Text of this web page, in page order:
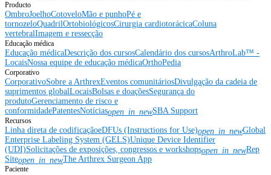
Producto
OmbroJoelhoCotoveloMão e punhoPé e
tornozeloQuadrilOrtobiológicosCirurgia cardiotorácicaColuna
vertebralImagem e ressecção
Educação médica
Educação médicaDescrição dos cursosCalendário dos cursosArthroLab™ -
LocaisNossa equipe de educação médicaOrthoPedia
Corporativo
CorporativoSobre a ArthrexEventos comunitáriosDivulgação da cadeia de
suprimentos globalLocaisBolsas e doaçõesSegurança do
produtoGerenciamento de risco e
conformidadePatentesNotíciasopen_in_newSBA Support
Recursos
Linha direta de codificaçãoeDFUs (Instructions for Use)open_in_newGlobal
Enterprise Labeling System (GELS)Unique Device Identifier
(UDI)Solicitações de exposições, congressos e workshopsopen_in_newRep
Siteopen_in_newThe Arthrex Surgeon App
Paciente